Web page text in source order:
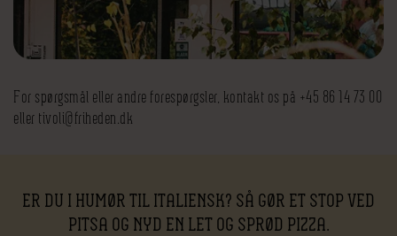
For spørgsmål eller andre forespørgsler, kontakt os på +45 86 14 73 00
eller tivoli@friheden.dk
ER DU I HUMØR TIL ITALIENSK? SÅ GØR ET STOP VED
PITSA OG NYD EN LET OG SPRØD PIZZA.